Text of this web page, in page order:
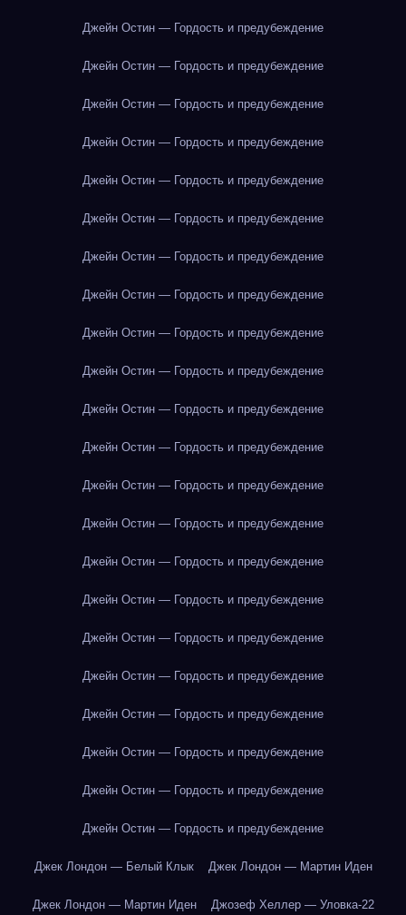
Джейн Остин — Гордость и предубеждение
Джейн Остин — Гордость и предубеждение
Джейн Остин — Гордость и предубеждение
Джейн Остин — Гордость и предубеждение
Джейн Остин — Гордость и предубеждение
Джейн Остин — Гордость и предубеждение
Джейн Остин — Гордость и предубеждение
Джейн Остин — Гордость и предубеждение
Джейн Остин — Гордость и предубеждение
Джейн Остин — Гордость и предубеждение
Джейн Остин — Гордость и предубеждение
Джейн Остин — Гордость и предубеждение
Джейн Остин — Гордость и предубеждение
Джейн Остин — Гордость и предубеждение
Джейн Остин — Гордость и предубеждение
Джейн Остин — Гордость и предубеждение
Джейн Остин — Гордость и предубеждение
Джейн Остин — Гордость и предубеждение
Джейн Остин — Гордость и предубеждение
Джейн Остин — Гордость и предубеждение
Джейн Остин — Гордость и предубеждение
Джейн Остин — Гордость и предубеждение
Джек Лондон — Белый Клык Джек Лондон — Мартин Иден
Джек Лондон — Мартин Иден Джозеф Хеллер — Уловка-22